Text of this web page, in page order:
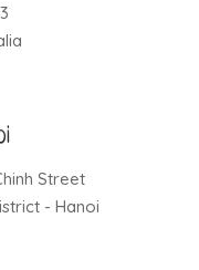
Street
- Hanoi